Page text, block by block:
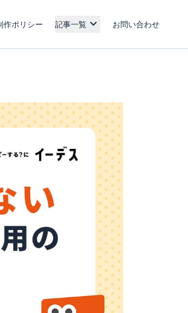
作ポリシー 記事一覧 お問い合わせ